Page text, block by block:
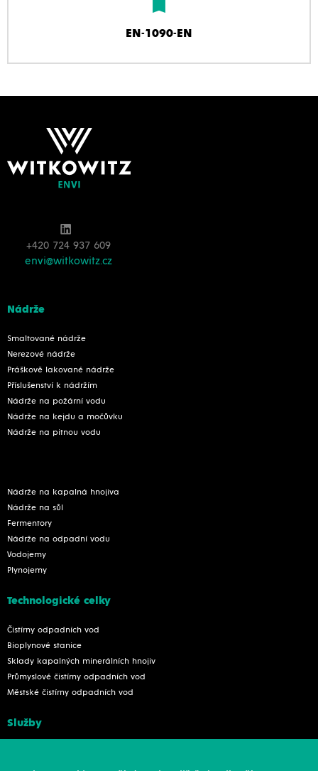
EN-1090-EN
+420 724 937 609
envi@witkowitz.cz
Nádrže
Smaltované nádrže
Nerezové nádrže
Práškově lakované nádrže
Příslušenství k nádržím
Nádrže na požární vodu
Nádrže na kejdu a močůvku
Nádrže na pitnou vodu
Nádrže na kapalná hnojiva
Nádrže na sůl
Fermentory
Nádrže na odpadní vodu
Vodojemy
Plynojemy
Technologické celky
Čistírny odpadních vod
Bioplynové stanice
Sklady kapalných minerálních hnojiv
Průmyslové čistírny odpadních vod
Městské čistírny odpadních vod
Služby